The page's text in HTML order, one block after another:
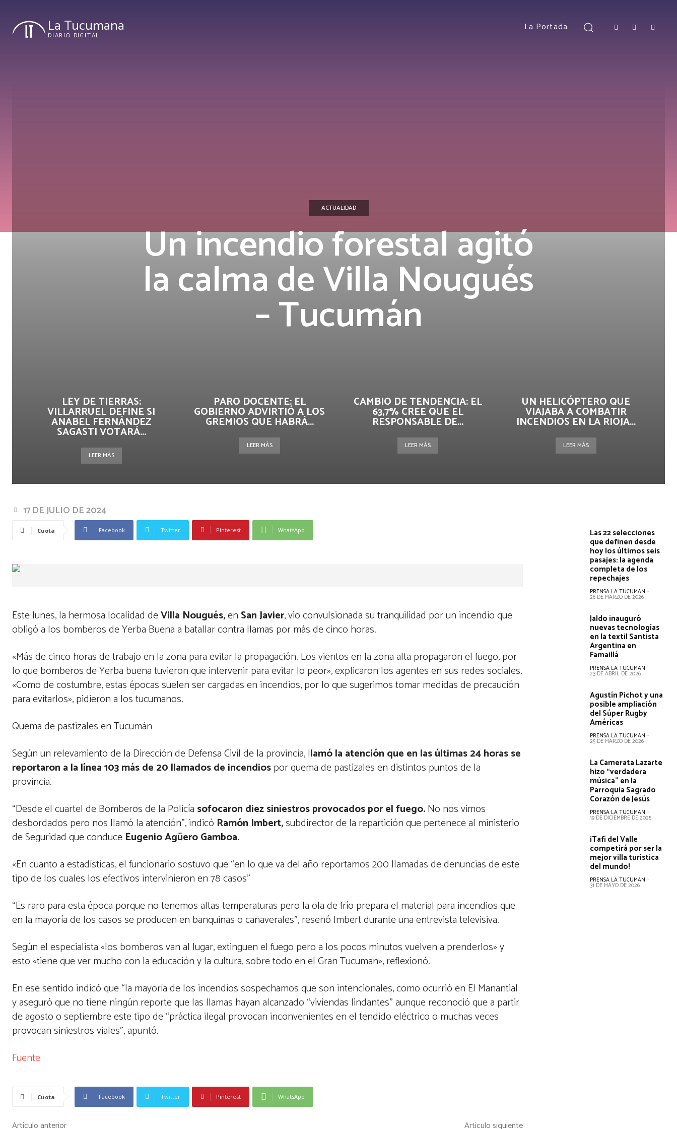
La Tucumana
DIARIO DIGITAL
La Portada
ACTUALIDAD
Un incendio forestal agitó
la calma de Villa Nougués
– Tucumán
LEY DE TIERRAS:
VILLARRUEL DEFINE SI
ANABEL FERNÁNDEZ
SAGASTI VOTARÁ...
LEER MÁS
PARO DOCENTE: EL
GOBIERNO ADVIRTIÓ A LOS
GREMIOS QUE HABRÁ...
LEER MÁS
CAMBIO DE TENDENCIA: EL
63,7% CREE QUE EL
RESPONSABLE DE...
LEER MÁS
UN HELICÓPTERO QUE
VIAJABA A COMBATIR
INCENDIOS EN LA RIOJA...
LEER MÁS
17 DE JULIO DE 2024
Cuota Facebook Twitter Pinterest WhatsApp
Este lunes, la hermosa localidad deVilla Nougués,en San Javier,vio convulsionada su tranquilidad por un incendio que
obligó a los bomberos de Yerba Buena a batallar contra llamas por más de cinco horas.
«Más de cinco horas de trabajo en la zona para evitar la propagación. Los vientos en la zona alta propagaron el fuego, por
lo que bomberos de Yerba buena tuvieron que intervenir para evitar lo peor», explicaron los agentes en sus redes sociales.
«Como de costumbre, estas épocas suelen ser cargadas en incendios, por lo que sugerimos tomar medidas de precaución
para evitarlos», pidieron a los tucumanos.
Quema de pastizales en Tucumán
Según un relevamiento de la Dirección de Defensa Civil de la provincia, llamó la atención que en las últimas 24 horas se
reportaron a la línea 103 más de 20 llamados de incendiospor quema de pastizales en distintos puntos de la
provincia.
“Desde el cuartel de Bomberos de la Policía sofocaron diez siniestros provocados por el fuego.No nos vimos
desbordados pero nos llamó la atención”, indicó Ramón Imbert,subdirector de la repartición que pertenece al ministerio
de Seguridad que conduce Eugenio Agüero Gamboa.
«En cuanto a estadísticas, el funcionario sostuvo que “en lo que va del año reportamos 200 llamadas de denuncias de este
tipo de los cuales los efectivos intervinieron en 78 casos”
“Es raro para esta época porque no tenemos altas temperaturas pero la ola de frío prepara el material para incendios que
en la mayoría de los casos se producen en banquinas o cañaverales”, reseñó Imbert durante una entrevista televisiva.
Según el especialista «los bomberos van al lugar, extinguen el fuego pero a los pocos minutos vuelven a prenderlos» y
esto «tiene que ver mucho con la educación y la cultura, sobre todo en el Gran Tucuman», reflexionó.
En ese sentido indicó que “la mayoría de los incendios sospechamos que son intencionales, como ocurrió en El Manantial
y aseguró que no tiene ningún reporte que las llamas hayan alcanzado “viviendas lindantes” aunque reconoció que a partir
de agosto o septiembre este tipo de “práctica ilegal provocan inconvenientes en el tendido eléctrico o muchas veces
provocan siniestros viales”, apuntó.
Fuente
Cuota Facebook Twitter Pinterest WhatsApp
Artículo anterior Artículo siguiente
Las 22 selecciones
que definen desde
hoy los últimos seis
pasajes: la agenda
completa de los
repechajes
PRENSA LA TUCUMAN -
26 DE MARZO DE 2026
Jaldo inauguró
nuevas tecnologías
en la textil Santista
Argentina en
Famaillá
PRENSA LA TUCUMAN -
23 DE ABRIL DE 2026
Agustín Pichot y una
posible ampliación
del Súper Rugby
Américas
PRENSA LA TUCUMAN -
25 DE MARZO DE 2026
La Camerata Lazarte
hizo “verdadera
música” en la
Parroquia Sagrado
Corazón de Jesús
PRENSA LA TUCUMAN -
19 DE DICIEMBRE DE 2025
¡Tafí del Valle
competirá por ser la
mejor villa turística
del mundo!
PRENSA LA TUCUMAN -
31 DE MAYO DE 2026